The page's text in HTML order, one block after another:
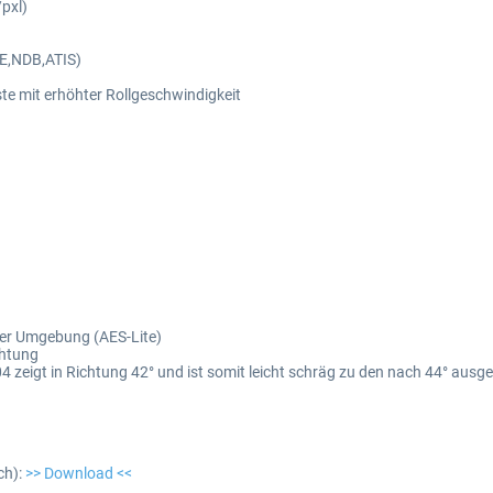
mit erhöhter Rollgeschwindigkeit
Umgebung (AES-Lite)
zeigt in Richtung 42° und ist somit leicht schräg zu den nach 44°
>> Download <<